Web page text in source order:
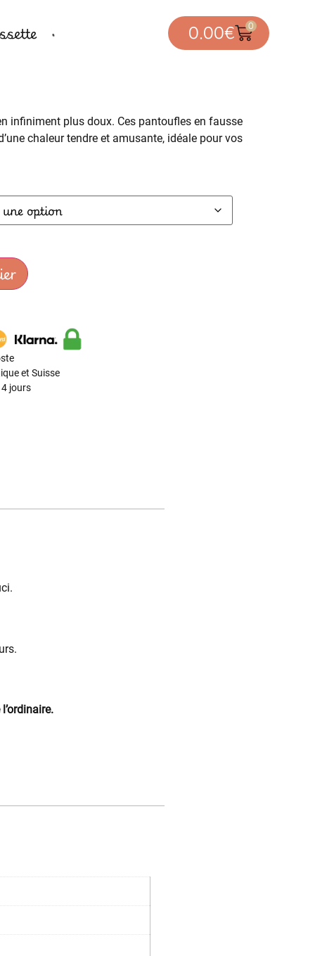
0.00€ 0
infiniment plus doux. Ces pantoufles en fausse
chaleur tendre et amusante, idéale pour vos
et Suisse
jours